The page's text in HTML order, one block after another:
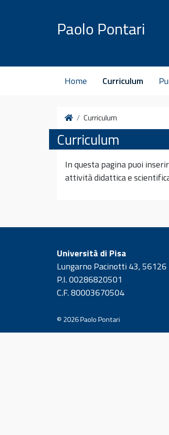
Paolo Pontari
Home Curriculum
HomeCurriculum
Curriculum
In questa pagina puoi
attività didattica e
Università di Pisa
Lungarno Pacinotti 43, 56126
P.I. 00286820501
C.F. 80003670504
© 2026Paolo Pontari